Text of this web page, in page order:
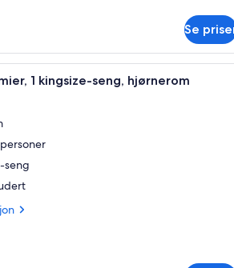
Se
Italienske Frette-laken og
1 kingsize-seng, hjørnerom
personer
seng